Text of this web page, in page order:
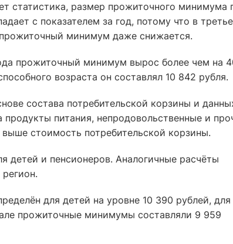
статистика, размер прожиточного минимума
с показателем за год, потому что в
минимум даже снижается.
прожиточный минимум вырос более чем на
возраста он составлял 10 842 рубля.
состава потребительской корзины и
продукты питания, непродовольственные и
стоимость потребительской корзины.
и пенсионеров. Аналогичные расчёты
для детей на уровне 10 390 рублей, для
прожиточные минимумы составляли 9 959